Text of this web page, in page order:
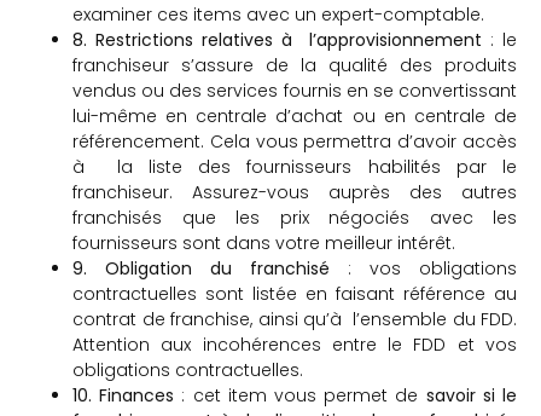
examiner ces items avec un expert-comptable.
8. Restrictions relatives à l’approvisionnement : le
franchiseur s’assure de la qualité des produits
vendus ou des services fournis en se convertissant
lui-même en centrale d’achat ou en centrale de
référencement. Cela vous permettra d’avoir accès
à la liste des fournisseurs habilités par le
franchiseur. Assurez-vous auprès des autres
franchisés que les prix négociés avec les
fournisseurs sont dans votre meilleur intérêt.
9. Obligation du franchisé : vos obligations
contractuelles sont listée en faisant référence au
contrat de franchise, ainsi qu’à l’ensemble du FDD.
Attention aux incohérences entre le FDD et vos
obligations contractuelles.
10. Finances : cet item vous permet de savoir si le